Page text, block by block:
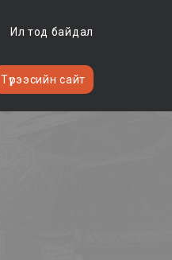
Ил тод байдал
Түрээсийн сайт